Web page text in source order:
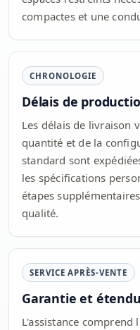
compactes et une
CHRONOLOGIE
Délais de
Les délais de livraison
quantité et de la
standard sont
les spécifications
étapes
qualité.
SERVICE APRÈS-VENTE
Garantie et
L'assistance comprend